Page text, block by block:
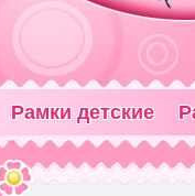
Рамки детские